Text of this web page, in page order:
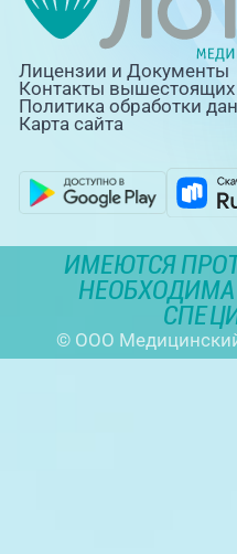
Лицензии и Документы
Контакты вышестоящих
Политика обработки
Карта сайта
ИМЕЮТСЯ
НЕОБХОДИМА
© ООО